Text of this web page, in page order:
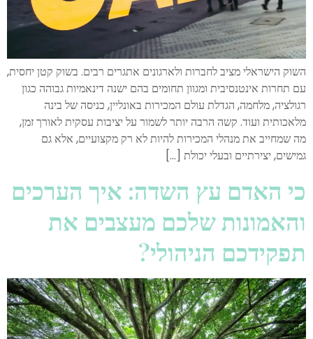
השוק הישראלי מציב לחברות ולארגונים אתגרים רבים. בשוק קטן יחסית,
עם תחרות אינטנסיבית ומגוון תחומים בהם ישנה דינאמיות גבוהה כגון
רגולציה, מלחמה, הגדלת עולם המכירות באונליין, כניסה של בינה
מלאכותית ועוד. קשה הרבה יותר לשמור על יציבות עסקית לאורך זמן,
מה שמחייב את מנהלי המכירות להיות לא רק מקצועיים, אלא גם
גמישים, יצירתיים ובעלי יכולת […]
כי האדם עץ השדה: איך הערכים
והאמונות שלכם מעצבים את
תפקידכם הניהולי?